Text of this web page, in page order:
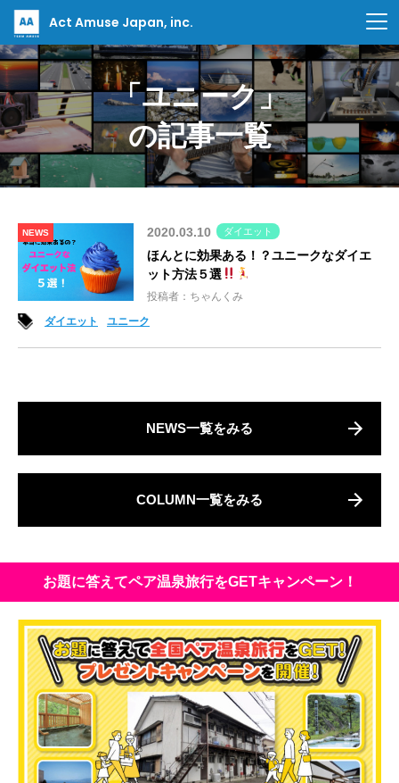
Act Amuse Japan, inc.
「ユニーク」
の記事一覧
NEWS 2020.03.10 ダイエット
ほんとに効果ある！？ユニークなダイエ
ット方法５選
投稿者：ちゃんくみ
ダイエット
ユニーク
NEWS一覧をみる
COLUMN一覧をみる
お題に答えてペア温泉旅行をGETキャンペーン！